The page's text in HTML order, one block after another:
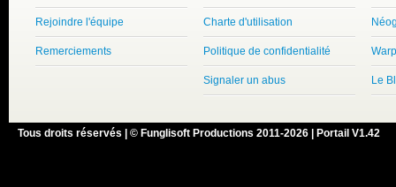
Rejoindre l'équipe
Remerciements
Charte d'utilisation
Politique de confidentialité
Signaler un abus Le
Tous droits réservés | © Funglisoft Productions 2011-2026 | Portail V1.42